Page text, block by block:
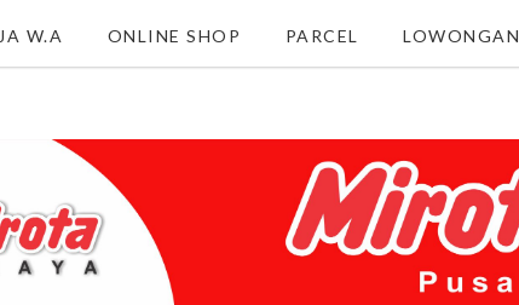
W.A ONLINE SHOP PARCEL LOWONGAN